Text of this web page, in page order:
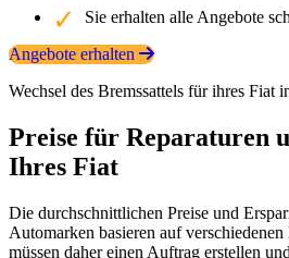
Sie erhalten alle Angebote
Angebote erhalten
Wechsel des Bremssattels für ihres Fiat
Preise für Reparaturen
Ihres Fiat
Die durchschnittlichen Preise und
Automarken basieren auf
müssen daher einen Auftrag erstellen